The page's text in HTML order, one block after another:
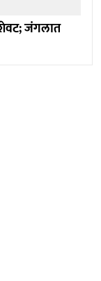
शेवट; जंगलात